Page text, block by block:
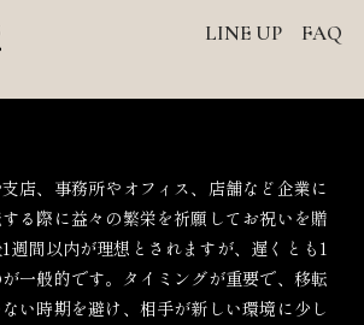
LINE UP FAQ
店、事務所やオフィス、店舗など企業に
る際に益々の繁栄を祈願してお祝いを贈
週間以内が理想とされますが、遅くとも1
一般的です。タイミングが重要で、移転
い時期を避け、相手が新しい環境に少し